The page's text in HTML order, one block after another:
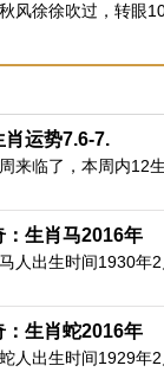
照，把握商机收
运势不错。同时
贵人星，“将星
，必见掌权之机
想付诸行动，切
申子辰三合水局
的一年，“申见
于升职加薪，尤
机会好好争取
称三大财星。加
狼星到东南方巽
风徐徐吹过，转眼
肖运势7.6-7.
来临了，本周内12
：生肖马2016年
人出生时间1930年
：生肖蛇2016年
人出生时间1929年